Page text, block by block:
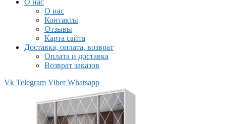
О нас
О нас
Контакты
Отзывы
Карта сайта
Доставка, оплата, возврат
Оплата и доставка
Возврат заказов
Vk Telegram Viber Whatsapp